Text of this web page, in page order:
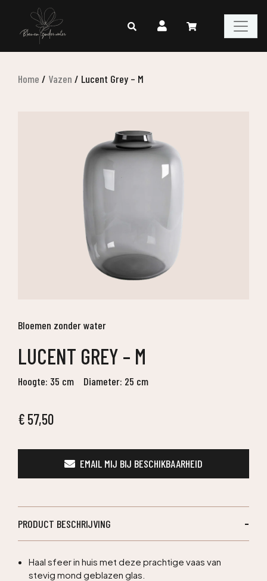
Home / Vazen / Lucent Grey – M
Bloemen zonder water
LUCENT GREY – M
Hoogte: 35 cm Diameter: 25 cm
€ 57,50
EMAIL MIJ BIJ BESCHIKBAARHEID
PRODUCT BESCHRIJVING
Haal sfeer in huis met deze prachtige vaas van
stevig mond geblazen glas.